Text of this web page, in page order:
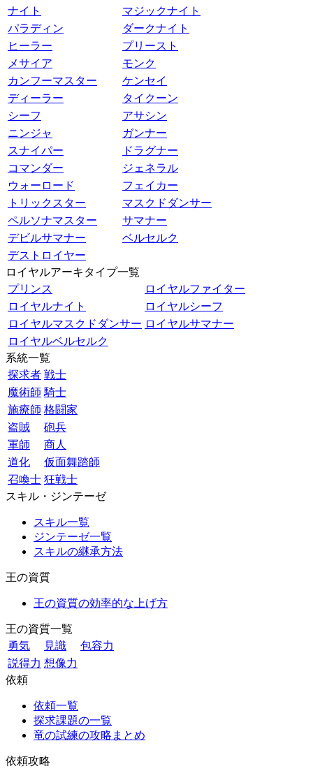
ナイト
マジックナイト
パラディン
ダークナイト
ヒーラー
プリースト
メサイア
モンク
カンフーマスター
ケンセイ
ディーラー
タイクーン
シーフ
アサシン
ニンジャ
ガンナー
スナイパー
ドラグナー
コマンダー
ジェネラル
ウォーロード
フェイカー
トリックスター
マスクドダンサー
ペルソナマスター
サマナー
デビルサマナー
ベルセルク
デストロイヤー
ロイヤルアーキタイプ一覧
プリンス
ロイヤルファイター
ロイヤルナイト
ロイヤルシーフ
ロイヤルマスクドダンサー ロイヤルサマナー
ロイヤルベルセルク
系統一覧
探求者 戦士
魔術師 騎士
施療師 格闘家
盗賊
砲兵
軍師
商人
道化
仮面舞踏師
召喚士 狂戦士
スキル・ジンテーゼ
スキル一覧
ジンテーゼ一覧
スキルの継承方法
王の資質
王の資質の効率的な上げ方
王の資質一覧
勇気
見識
包容力
説得力 想像力
依頼
依頼一覧
探求課題の一覧
竜の試練の攻略まとめ
依頼攻略